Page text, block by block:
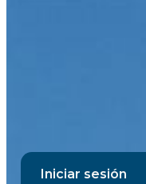
Iniciar sesión